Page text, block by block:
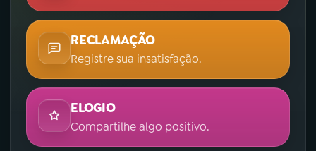
RECLAMAÇÃO
Registre sua insatisfação.
ELOGIO
Compartilhe algo positivo.